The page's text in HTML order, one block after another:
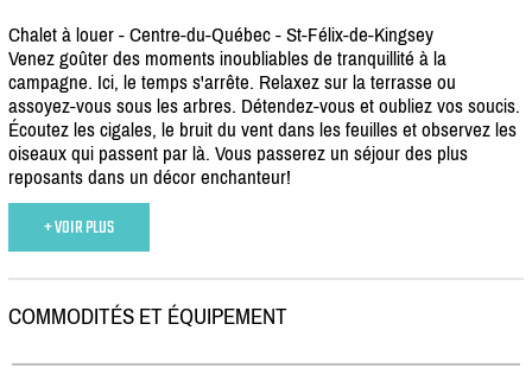
Chalet à louer - Centre-du-Québec - St-Félix-de-Kingsey
Venez goûter des moments inoubliables de tranquillité à la
campagne. Ici, le temps s'arrête. Relaxez sur la terrasse ou
assoyez-vous sous les arbres. Détendez-vous et oubliez vos soucis.
Écoutez les cigales, le bruit du vent dans les feuilles et observez les
oiseaux qui passent par là. Vous passerez un séjour des plus
reposants dans un décor enchanteur!
+ VOIR PLUS
COMMODITÉS ET ÉQUIPEMENT